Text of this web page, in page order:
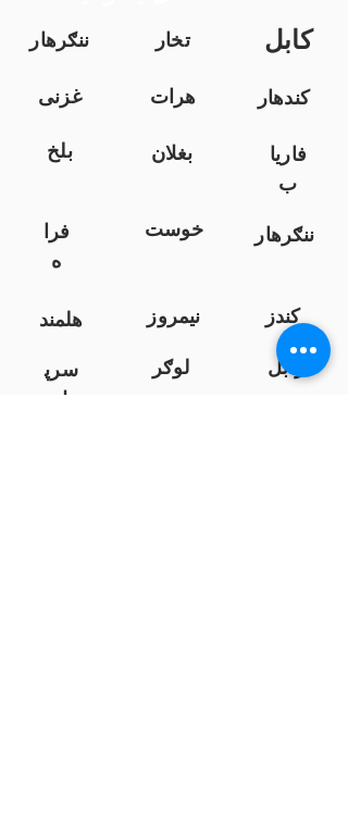
ننګرهار تخار کابل
غزنی هرات
کندهار
بلخ
بغلان
فاریا
ب
فرا
ه
خوست ننګرهار
هلمند نیمروز
کندز
سرپ
ل
لوګر زابل